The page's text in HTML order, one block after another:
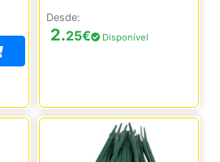
Desde:
2.25€ Disponível